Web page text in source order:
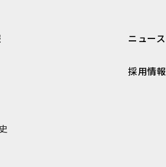
ニュース
採用情報